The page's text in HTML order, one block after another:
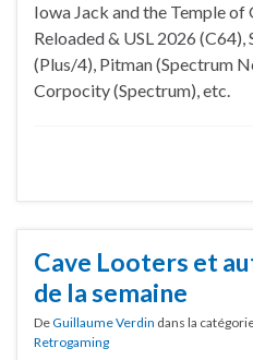
Iowa Jack and the Temple of
Reloaded & USL 2026
(Plus/4), Pitman (Spectrum
Corpocity (Spectrum), etc.
Cave Looters et
de la semaine
DeGuillaume Verdin dans la
Retrogaming